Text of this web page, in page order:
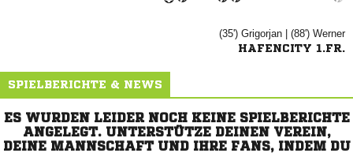
(35')  | (88') 
HAFENCITY 1.FR.
SPIELBERICHTE & NEWS
ES WURDEN LEIDER NOCH KEINE SPIELBERICHTE
ANGELEGT. UNTERSTÜTZE DEINEN VEREIN,
DEINE MANNSCHAFT UND IHRE FANS, INDEM DU